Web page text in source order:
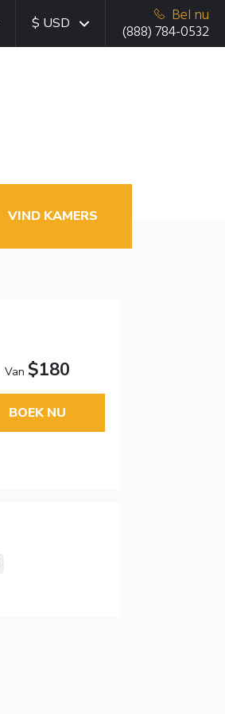
$ USD
Bel nu
(888) 784-0532
VIND KAMERS
Van $180
BOEK NU